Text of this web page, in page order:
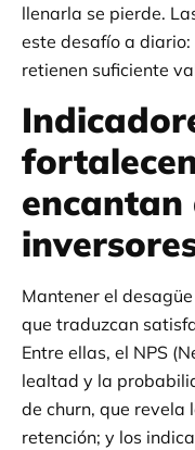
llenarla se pierde.
este desafío a
retienen suficiente
encantan
Mantener el
que traduzcan
Entre ellas, el NPS
lealtad y la
de churn, que revela
retención; y los